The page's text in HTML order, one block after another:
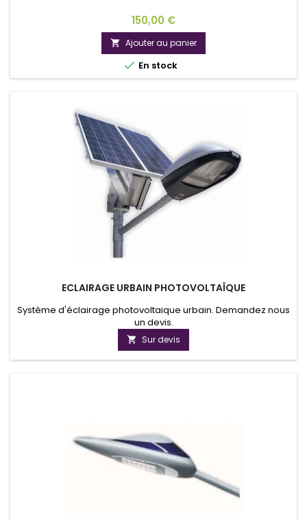
Prix
150,00 €
 Ajouter au panier
 En stock
ECLAIRAGE URBAIN PHOTOVOLTAÎQUE
Système d'éclairage photovoltaique urbain. Demandez nous
un devis.
 Sur devis